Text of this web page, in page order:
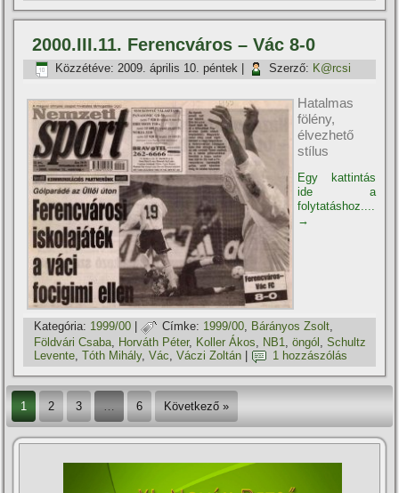
2000.III.11. Ferencváros – Vác 8-0
Közzétéve: 2009. április 10. péntek Szerző: K@rcsi
Hatalmas
fölény,
élvezhető
stílus
Egy kattintás
ide a
folytatáshoz....
→
Kategória: 1999/00 | Címke: 1999/00, Bárányos Zsolt,
Földvári Csaba Horváth Péter, Koller Ákos NB1 ,öngól ,Schultz
Levente,Tóth Mihály,Vác,Váczi Zoltán 1 hozzászólás
1 2 3 6 Következő »